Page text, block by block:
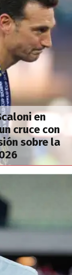
en
cruce con
sobre la